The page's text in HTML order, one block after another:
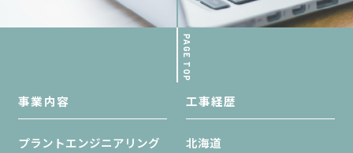
PAGE TOP
事業内容
プラントエンジニアリング
工事経歴
北海道